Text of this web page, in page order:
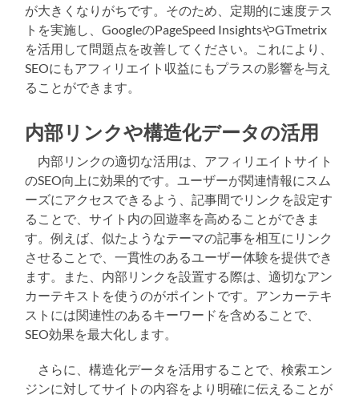
が大きくなりがちです。そのため、定期的に速度テス
トを実施し、GoogleのPageSpeed InsightsやGTmetrix
を活用して問題点を改善してください。これにより、
SEOにもアフィリエイト収益にもプラスの影響を与え
ることができます。
内部リンクや構造化データの活用
内部リンクの適切な活用は、アフィリエイトサイト
のSEO向上に効果的です。ユーザーが関連情報にスム
ーズにアクセスできるよう、記事間でリンクを設定す
ることで、サイト内の回遊率を高めることができま
す。例えば、似たようなテーマの記事を相互にリンク
させることで、一貫性のあるユーザー体験を提供でき
ます。また、内部リンクを設置する際は、適切なアン
カーテキストを使うのがポイントです。アンカーテキ
ストには関連性のあるキーワードを含めることで、
SEO効果を最大化します。
さらに、構造化データを活用することで、検索エン
ジンに対してサイトの内容をより明確に伝えることが